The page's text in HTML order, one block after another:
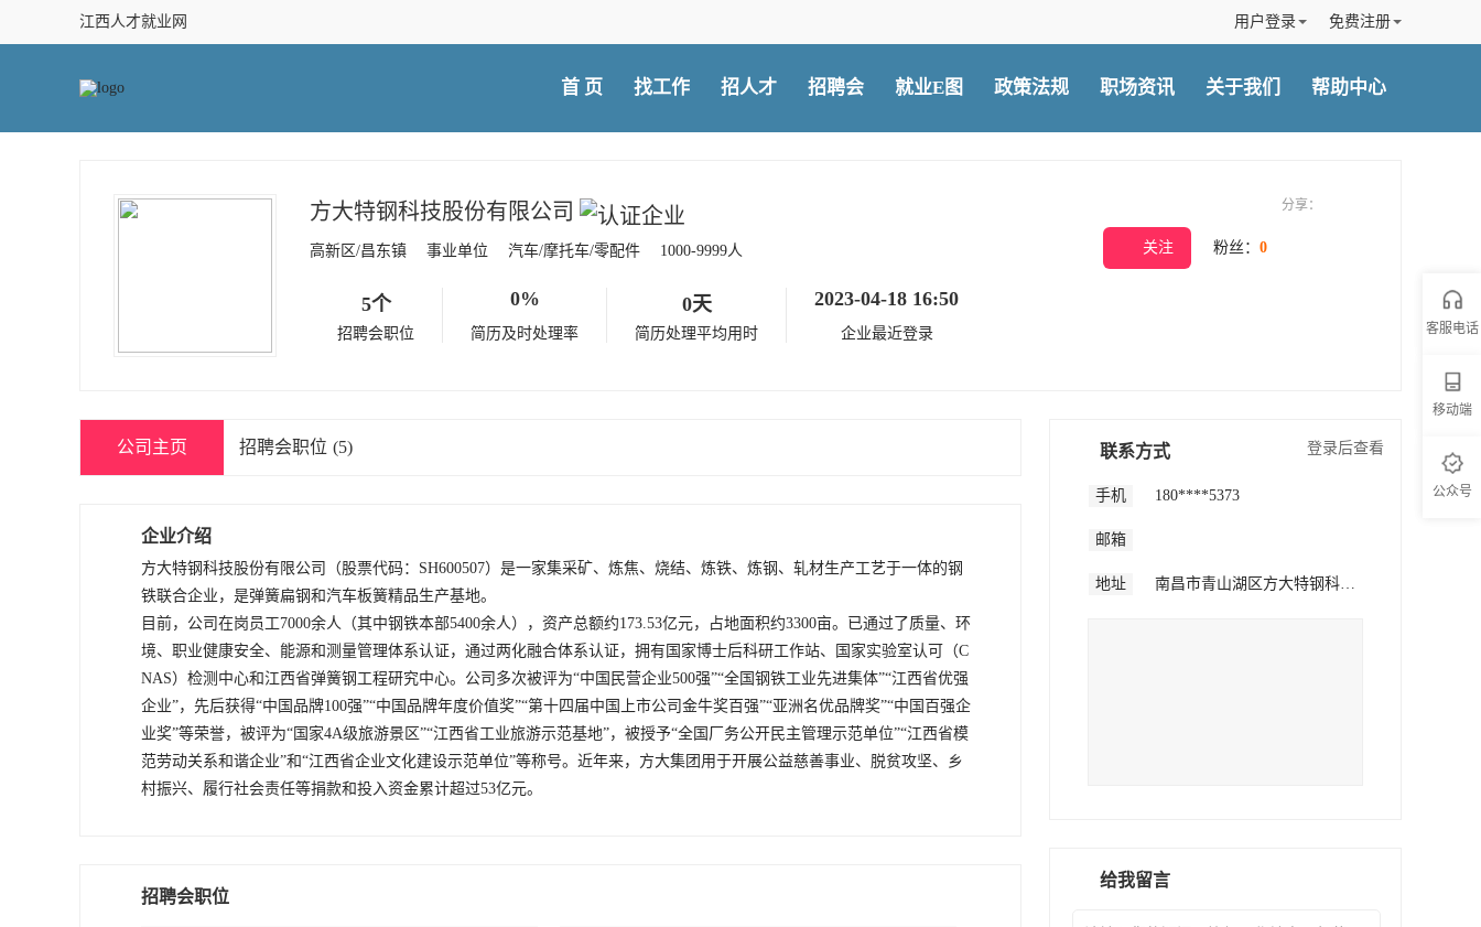
江西人才就业网 免费注册
用户登录
首 页 找工作 招人才 招聘会 就业E图 政策法规 职场资讯 关于我们 帮助中心
方大特钢科技股份有限公司 分享：
高新区/昌东镇 事业单位 汽车/摩托车/零配件 1000-9999人
5个
招聘会职位
0%
简历及时处理率
0天
简历处理平均用时
2023-04-18 16:50
企业最近登录
关注 粉丝： 0
公司主页 招聘会职位 (5)
企业介绍
方大特钢科技股份有限公司（股票代码：SH600507）是一家集采矿、炼焦、烧结、炼铁、炼钢、轧材生产工艺于一体的钢
铁联合企业，是弹簧扁钢和汽车板簧精品生产基地。
目前，公司在岗员工7000余人（其中钢铁本部5400余人），资产总额约173.53亿元，占地面积约3300亩。已通过了质量、环
境、职业健康安全、能源和测量管理体系认证，通过两化融合体系认证，拥有国家博士后科研工作站、国家实验室认可（C
NAS）检测中心和江西省弹簧钢工程研究中心。公司多次被评为“中国民营企业500强”“全国钢铁工业先进集体”“江西省优强
企业”，先后获得“中国品牌100强”“中国品牌年度价值奖”“第十四届中国上市公司金牛奖百强”“亚洲名优品牌奖”“中国百强企
业奖”等荣誉，被评为“国家4A级旅游景区”“江西省工业旅游示范基地”，被授予“全国厂务公开民主管理示范单位”“江西省模
范劳动关系和谐企业”和“江西省企业文化建设示范单位”等称号。近年来，方大集团用于开展公益慈善事业、脱贫攻坚、乡
村振兴、履行社会责任等捐款和投入资金累计超过53亿元。
招聘会职位
联系方式 登录后查看
手机 180****5373
邮箱
地址 南昌市青山湖区方大特钢科技股份有限公司
给我留言
客服电话
移动端
公众号
客服电话
移动端
公众号